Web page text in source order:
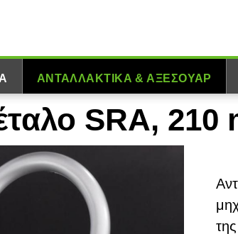
ΑΝΤΑΛΛΑΚΤΙΚΆ & ΑΞΕΣΟΥΆΡ
SRA, 210